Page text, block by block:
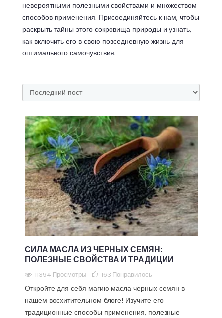
невероятными полезными свойствами и множеством
способов применения. Присоединяйтесь к нам, чтобы
раскрыть тайны этого сокровища природы и узнать,
как включить его в свою повседневную жизнь для
оптимального самочувствия.
СИЛА МАСЛА ИЗ ЧЕРНЫХ СЕМЯН:
ПОЛЕЗНЫЕ СВОЙСТВА И ТРАДИЦИИ
11394 Просмотры 163 Понравилось
Откройте для себя магию масла черных семян в
нашем восхитительном блоге! Изучите его
традиционные способы применения, полезные